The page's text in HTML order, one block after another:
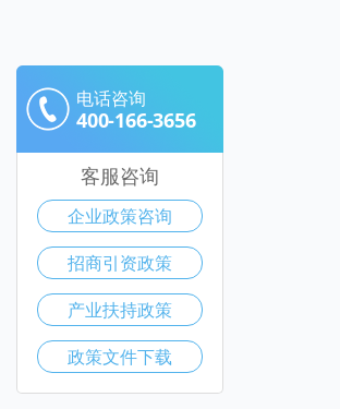
电话咨询
400-166-3656
客服咨询
企业政策咨询
招商引资政策
产业扶持政策
政策文件下载